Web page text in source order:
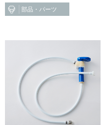
部品・パーツ